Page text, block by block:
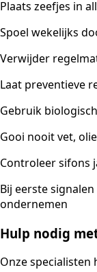
Plaats zeefjes in
Spoel wekelijks
Verwijder
Laat preventieve
Gebruik
Gooi nooit vet,
Controleer sifons
Bij eerste
ondernemen
Hulp nodig
Onze